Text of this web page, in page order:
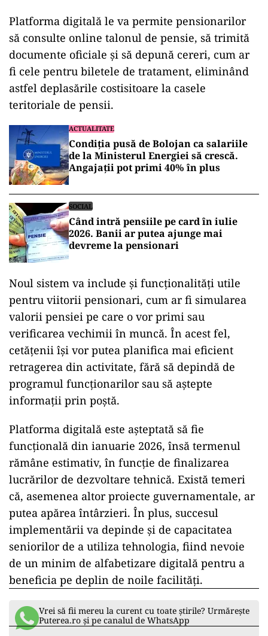
Platforma digitală le va permite pensionarilor
să consulte online talonul de pensie, să trimită
documente oficiale și să depună cereri, cum ar
fi cele pentru biletele de tratament, eliminând
astfel deplasările costisitoare la casele
teritoriale de pensii.
ACTUALITATE
Condiția pusă de Bolojan ca salariile
de la Ministerul Energiei să crescă.
Angajații pot primi 40% în plus
SOCIAL
Când intră pensiile pe card în iulie
2026. Banii ar putea ajunge mai
devreme la pensionari
Noul sistem va include și funcționalități utile
pentru viitorii pensionari, cum ar fi simularea
valorii pensiei pe care o vor primi sau
verificarea vechimii în muncă. În acest fel,
cetățenii își vor putea planifica mai eficient
retragerea din activitate, fără să depindă de
programul funcționarilor sau să aștepte
informații prin poștă.
Platforma digitală este așteptată să fie
funcțională din ianuarie 2026, însă termenul
rămâne estimativ, în funcție de finalizarea
lucrărilor de dezvoltare tehnică. Există temeri
că, asemenea altor proiecte guvernamentale, ar
putea apărea întârzieri. În plus, succesul
implementării va depinde și de capacitatea
seniorilor de a utiliza tehnologia, fiind nevoie
de un minim de alfabetizare digitală pentru a
beneficia pe deplin de noile facilități.
Vrei să fii mereu la curent cu toate știrile? Urmărește
Puterea.ro și pe canalul de WhatsApp